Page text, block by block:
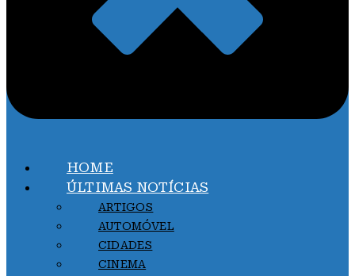
HOME
ÚLTIMAS NOTÍCIAS
ARTIGOS
AUTOMÓVEL
CIDADES
CINEMA